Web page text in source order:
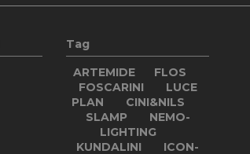
Tag
ARTEMIDE
FLOS
FOSCARINI
LUCE
PLAN
CINI&NILS
SLAMP
NEMO-
LIGHTING
KUNDALINI
ICON-